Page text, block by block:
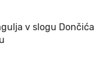
v slogu Dončića